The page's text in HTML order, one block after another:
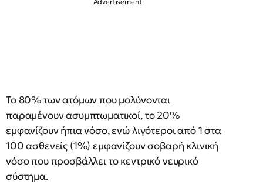
Το 80% των ατόμων που μολύνονται
παραμένουν ασυμπτωματικοί, το 20%
εμφανίζουν ήπια νόσο, ενώ λιγότεροι από 1 στα
100 ασθενείς (1%) εμφανίζουν σοβαρή κλινική
νόσο που προσβάλλει το κεντρικό νευρικό
σύστημα.